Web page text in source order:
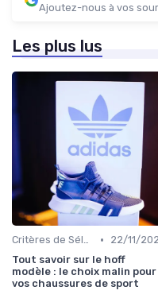
Ajoutez-nous à vos
Les plus lus
Critères de Sélection •
22/11/
Tout savoir sur le hoff
modèle : le choix malin pour
vos chaussures de sport